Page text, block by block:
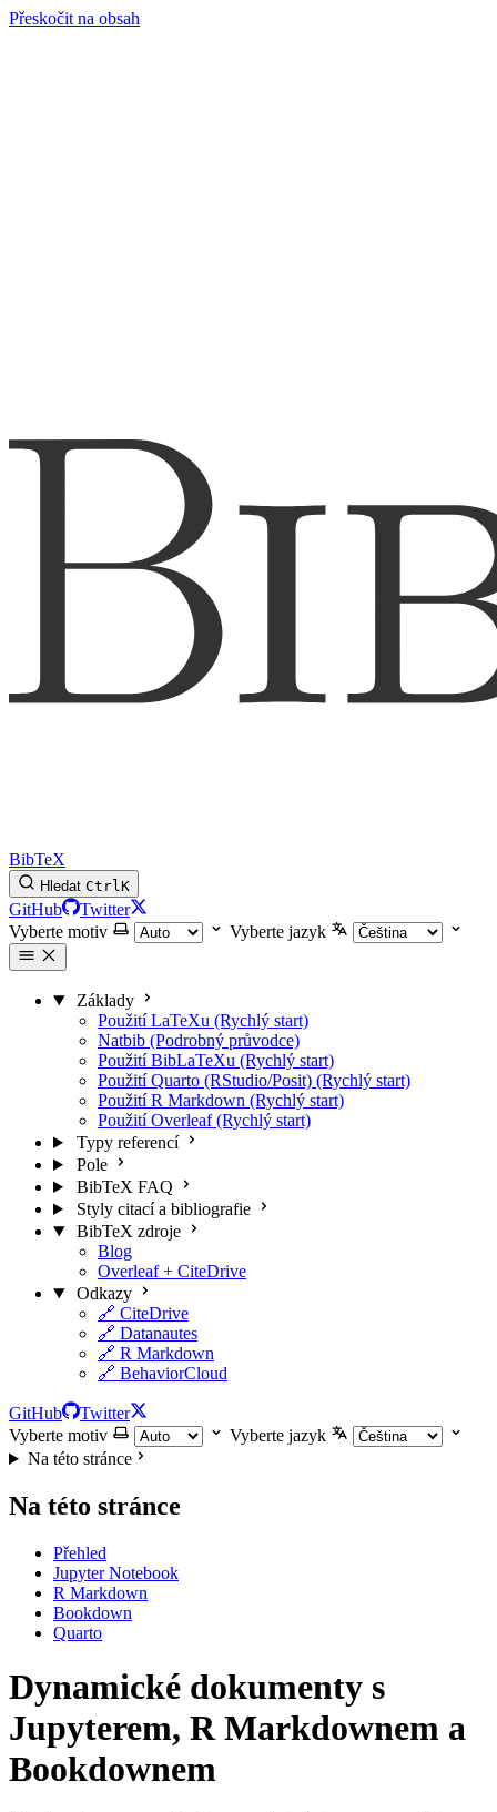
Přeskočit na obsah
BibTeX
Hledat CtrlK
GitHub
Twitter
Vyberte motiv
Vyberte jazyk
Základy
Použití LaTeXu (Rychlý start)
Natbib (Podrobný průvodce)
Použití BibLaTeXu (Rychlý start)
Použití Quarto (RStudio/Posit) (Rychlý start)
Použití R Markdown (Rychlý start)
Použití Overleaf (Rychlý start)
Typy referencí
Pole
BibTeX FAQ
Styly citací a bibliografie
BibTeX zdroje
Blog
Overleaf + CiteDrive
Odkazy
🔗 CiteDrive
🔗 Datanautes
🔗 R Markdown
🔗 BehaviorCloud
GitHub
Twitter
Vyberte motiv
Vyberte jazyk
Na této stránce
Na této stránce
Přehled
Jupyter Notebook
R Markdown
Bookdown
Quarto
Dynamické dokumenty s
Jupyterem, R Markdownem a
Bookdownem